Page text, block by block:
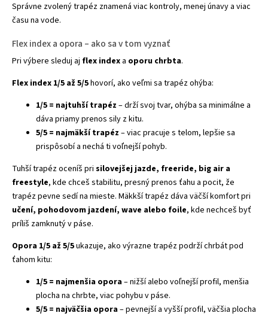
Správne zvolený trapéz znamená viac kontroly, menej únavy a viac
času na vode.
Flex index a opora – ako sa v tom vyznať
Pri výbere sleduj aj flex index a oporu chrbta.
Flex index 1/5 až 5/5hovorí, ako veľmi sa trapéz ohýba:
1/5 = najtuhší trapéz – drží svoj tvar, ohýba sa minimálne a
dáva priamy prenos sily z kitu.
5/5 = najmäkší trapéz – viac pracuje s telom, lepšie sa
prispôsobí a nechá ti voľnejší pohyb.
Tuhší trapéz oceníš pri silovejšej jazde, freeride, big air a
freestyle, kde chceš stabilitu, presný prenos ťahu a pocit, že
trapéz pevne sedí na mieste. Mäkkší trapéz dáva väčší komfort pri
učení, pohodovom jazdení, wave alebo foile, kde nechceš byť
príliš zamknutý v páse.
Opora 1/5 až 5/5ukazuje, ako výrazne trapéz podrží chrbát pod
ťahom kitu:
1/5 = najmenšia opora– nižší alebo voľnejší profil, menšia
plocha na chrbte, viac pohybu v páse.
5/5 = najväčšia opora– pevnejší a vyšší profil, väčšia plocha